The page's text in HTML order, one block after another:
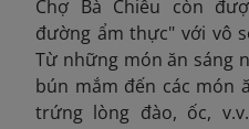
Chợ Bà Chiểu còn
đường ẩm thực" với vô
Từ những món ăn sáng
bún mắm đến các món
trứng lòng đào, ốc,